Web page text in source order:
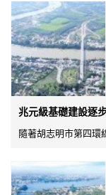
兆元級基礎建設逐
隨著胡志明市第四